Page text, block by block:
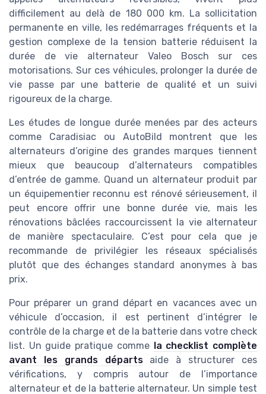
difficilement au delà de 180 000 km. La sollicitation
permanente en ville, les redémarrages fréquents et la
gestion complexe de la tension batterie réduisent la
durée de vie alternateur Valeo Bosch sur ces
motorisations. Sur ces véhicules, prolonger la durée de
vie passe par une batterie de qualité et un suivi
rigoureux de la charge.
Les études de longue durée menées par des acteurs
comme Caradisiac ou AutoBild montrent que les
alternateurs d’origine des grandes marques tiennent
mieux que beaucoup d’alternateurs compatibles
d’entrée de gamme. Quand un alternateur produit par
un équipementier reconnu est rénové sérieusement, il
peut encore offrir une bonne durée vie, mais les
rénovations bâclées raccourcissent la vie alternateur
de manière spectaculaire. C’est pour cela que je
recommande de privilégier les réseaux spécialisés
plutôt que des échanges standard anonymes à bas
prix.
Pour préparer un grand départ en vacances avec un
véhicule d’occasion, il est pertinent d’intégrer le
contrôle de la charge et de la batterie dans votre check
list. Un guide pratique comme
la checklist complète
avant les grands départsaide à structurer ces
vérifications, y compris autour de l’importance
alternateur et de la batterie alternateur. Un simple test